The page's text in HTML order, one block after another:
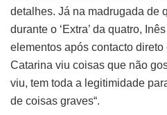
detalhes. Já na madrugada de
durante o ‘Extra’ da quatro,
elementos após contacto direto
Catarina viu coisas que não
viu, tem toda a legitimidade
de coisas graves“.